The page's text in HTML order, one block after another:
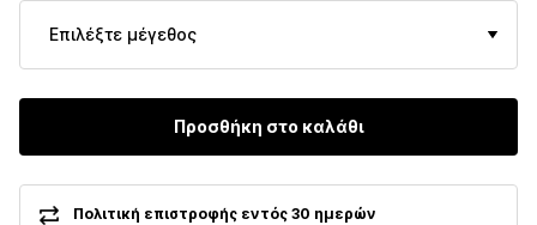
Επιλέξτε μέγεθος
Προσθήκη στο καλάθι
Πολιτική επιστροφής εντός 30 ημερών